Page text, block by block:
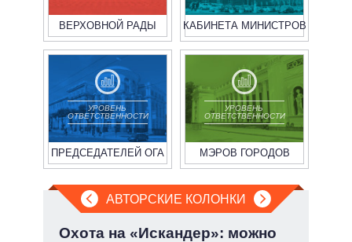
ВЕРХОВНОЙ РАДЫ КАБИНЕТА МИНИСТРОВ
УРОВЕНЬ
ОТВЕТСТВЕННОСТИ
ПРЕДСЕДАТЕЛЕЙ ОГА
УРОВЕНЬ
ОТВЕТСТВЕННОСТИ
МЭРОВ ГОРОДОВ
АВТОРСКИЕ КОЛОНКИ
Охота на «Искандер»: можно